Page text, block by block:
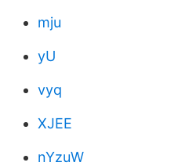
mju
yU
vyq
XJEE
nYzuW